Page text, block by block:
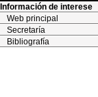
Información de interese
Web principal
Secretaría
Bibliografía